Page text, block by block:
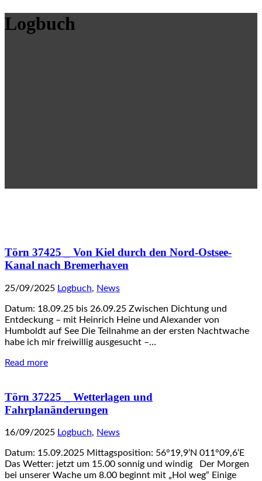
Logbuch
Törn 37425 _ Von Kiel durch den Nord-Ostsee-
Kanal nach Bremerhaven
25/09/2025 Logbuch, News
Datum: 18.09.25 bis 26.09.25 Zwischen Dichtung und
Entdeckung – mit Heinrich Heine und Alexander von
Humboldt auf See Die Teilnahme an der ersten Nachtwache
habe ich mir freiwillig ausgesucht –…
Read more
Törn 37225 _ Wetterlagen und
Fahrplanänderungen
16/09/2025 Logbuch, News
Datum: 15.09.2025 Mittagsposition: 56°19,9‘N 011°09,6‘E
Das Wetter: jetzt um 15.00 sonnig und windig Der Morgen
bei unserer Wache um 8.00 beginnt mit „Hol weg“ Einige